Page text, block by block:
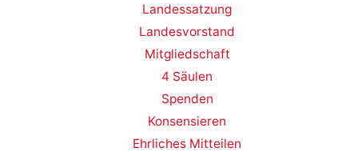
Landessatzung
Landesvorstand
Mitgliedschaft
4 Säulen
Spenden
Konsensieren
Ehrliches Mitteilen